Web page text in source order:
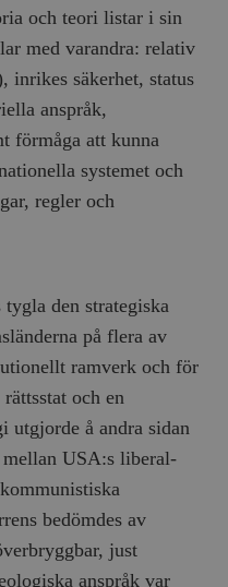
och teori listar i sin
med varandra: relativ
inrikes säkerhet, status
anspråk,
förmåga att kunna
systemet och
regler och
den strategiska
på flera av
ramverk och för
och en
utgjorde å andra sidan
USA:s liberal-
bedömdes av
just
anspråk var